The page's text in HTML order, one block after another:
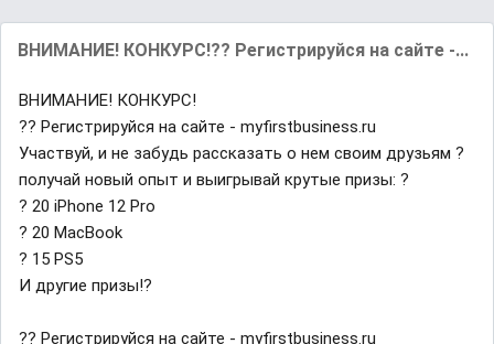
ВНИМАНИЕ! КОНКУРС!?? Регистрируйся на сайте -...
ВНИМАНИЕ! КОНКУРС!
?? Регистрируйся на сайте - myfirstbusiness.ru
Участвуй, и не забудь рассказать о нем своим друзьям ?
получай новый опыт и выигрывай крутые призы: ?
? 20 iPhone 12 Pro
? 20 MacBook
? 15 PS5
И другие призы!?
?? Регистрируйся на сайте - myfirstbusiness.ru